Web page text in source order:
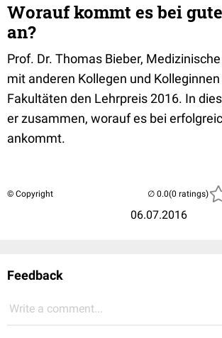
Worauf kommt es bei
an?
Prof. Dr. Thomas Bieber,
mit anderen Kollegen und
Fakultäten den Lehrpreis 2016. In
er zusammen, worauf es bei
ankommt.
© Copyright
06.07.2016
(0 ratings)
Feedback
Write a comment...